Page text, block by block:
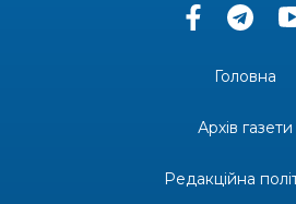
«Дві музи» у Рівному:
Одна з найяскравіших
Головна
Архів газети
Редакційна